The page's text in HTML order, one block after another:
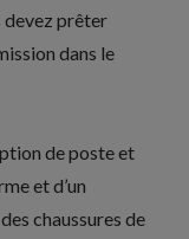
devez prêter
dans le
de poste et
et d’un
chaussures de